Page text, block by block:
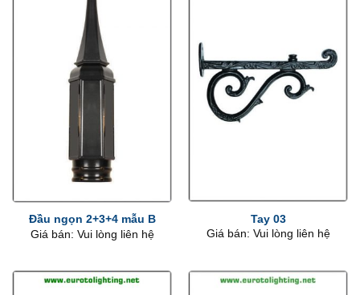
Đầu ngọn 2+3+4 mẫu B
Giá bán: Vui lòng liên hệ
Tay 03
Giá bán: Vui lòng liên hệ